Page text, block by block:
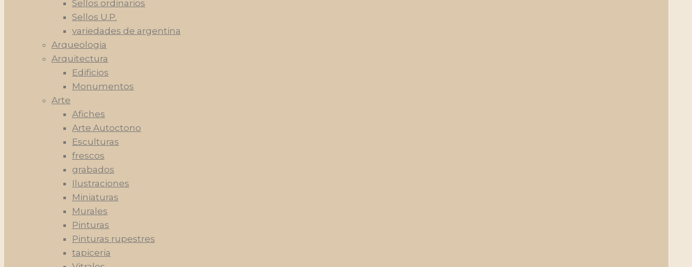
Sellos ordinarios
Sellos U.P.
variedades de argentina
Arqueologia
Arquitectura
Edificios
Monumentos
Arte
Afiches
Arte Autoctono
Esculturas
frescos
grabados
Ilustraciones
Miniaturas
Murales
Pinturas
Pinturas rupestres
tapiceria